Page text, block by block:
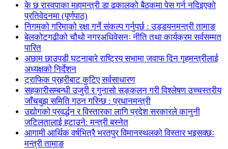
के छ रास्वपाका महामन्त्री डा ढकालको बैठकमा पेस गर्न नदिइएको
प्रतिवेदनमा (पूर्णपाठ)
निगमको गरिमाको रक्षा गर्ने संकल्प गर्नुपर्छ : उड्डयनमन्त्री तामाङ
बेलकोटगढीको चौथो नगरअधिवेसनः नीति तथा कार्यक्रम सर्वसम्मत
पारित
अछाम छाउपडी घटनाबारे राष्ट्रिय सभामा जवाफ दिन गृहमन्त्रीलाई
अध्यक्षको निर्देशन
ट्राफिक प्रहरीबाट कुटिए सर्वसाधारण
सहकारीसम्बन्धी उजुरी र गुनासो सङ्कलन गरी विश्लेषण उच्चस्तरीय
जाँचबुझ समिति गठन गरिन्छ : प्रधानमन्त्री
उद्योगको प्रवर्द्धन र विस्तारका लागि प्रदेश सरकारले कानुनी
जटिलतालाई हटाउने: मन्त्री बस्नेत
आगामी आर्थिक वर्षभित्रै भरतपुर विमानस्थलको विस्तार भइसक्छः
मन्त्री तामाङ